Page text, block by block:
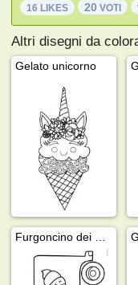
16 LIKES 20 VOTI
Altri disegni da
Gelato unicorno